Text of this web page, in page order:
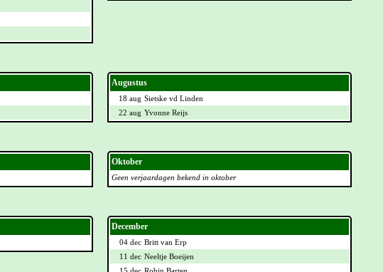
Augustus
18 aug Sietske vd Linden
22 aug Yvonne Reijs
Oktober
Geen verjaardagen bekend in oktober
December
04 dec Britt van Erp
11 dec Neeltje Boeijen
15 dec Robin Barten